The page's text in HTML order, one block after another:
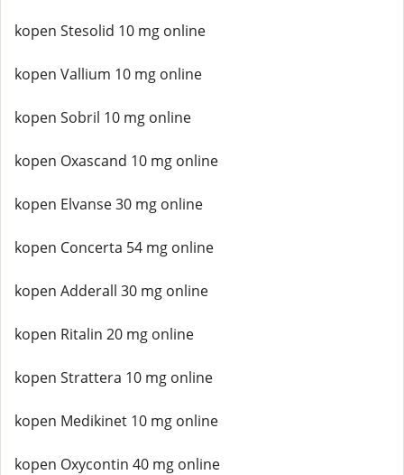
kopen Stesolid 10 mg online
kopen Vallium 10 mg online
kopen Sobril 10 mg online
kopen Oxascand 10 mg online
kopen Elvanse 30 mg online
kopen Concerta 54 mg online
kopen Adderall 30 mg online
kopen Ritalin 20 mg online
kopen Strattera 10 mg online
kopen Medikinet 10 mg online
kopen Oxycontin 40 mg online